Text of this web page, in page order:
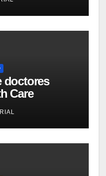
gestión
doctores
Care